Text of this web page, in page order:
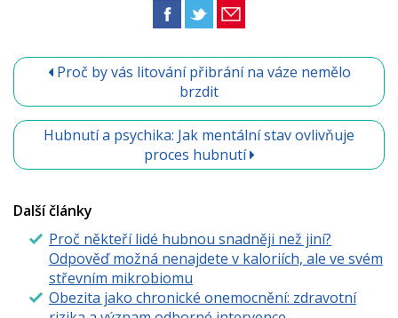
Proč by vás litování přibrání na váze nemělo
brzdit
Hubnutí a psychika: Jak mentální stav ovlivňuje
proces hubnutí
Další články
Proč někteří lidé hubnou snadněji než jiní?
Odpověď možná nenajdete v kaloriích, ale ve svém
střevním mikrobiomu
Obezita jako chronické onemocnění: zdravotní